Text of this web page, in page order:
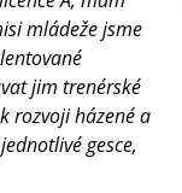
mládeže jsme
jim trenérské
rozvoji házené a
gesce,